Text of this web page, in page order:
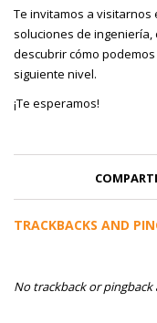
Te invitamos a visitarnos
soluciones de
descubrir cómo
siguiente nivel.
¡Te esperamos!
TRACKBACKS AND
No trackback or pingback